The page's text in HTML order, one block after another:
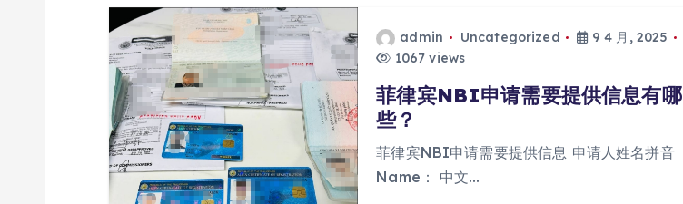
admin Uncategorized
9 4 月, 2025
1067 views
菲律宾NBI申请需要提供信息有哪
些？
菲律宾NBI申请需要提供信息 申请人姓名拼音
Name： 中文…